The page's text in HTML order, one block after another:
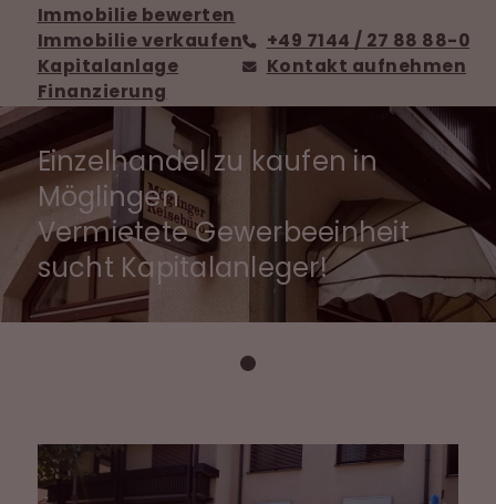
Immobilie bewerten
Immobilie verkaufen
Kapitalanlage
Finanzierung
+49 7144 / 27 88 88-0
Kontakt aufnehmen
Einzelhandel zu kaufen in
Möglingen
Vermietete Gewerbeeinheit
sucht Kapitalanleger!